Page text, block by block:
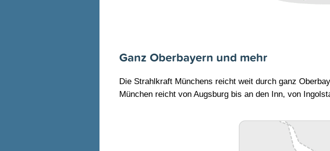
Ganz Oberbayern und mehr
Die Strahlkraft Münchens reicht weit durch ganz
München reicht von Augsburg bis an den Inn, von